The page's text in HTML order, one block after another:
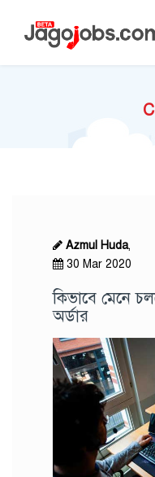
Azmul Huda,
30 Mar 2020
কিভাবে মেনে
অর্ডার